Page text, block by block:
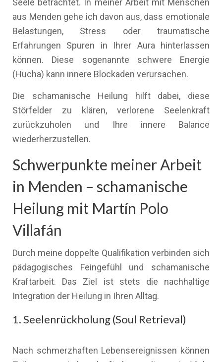
Seele betrachtet. In meiner Arbeit mit Menschen
aus Menden gehe ich davon aus, dass emotionale
Belastungen, Stress oder traumatische
Erfahrungen Spuren in Ihrer Aura hinterlassen
können. Diese sogenannte schwere Energie
(Hucha) kann innere Blockaden verursachen.
Die schamanische Heilung hilft dabei, diese
Störfelder zu klären, verlorene Seelenkraft
zurückzuholen und Ihre innere Balance
wiederherzustellen.
Schwerpunkte meiner Arbeit
in Menden – schamanische
Heilung mit Martín Polo
Villafán
Durch meine doppelte Qualifikation verbinden sich
pädagogisches Feingefühl und schamanische
Kraftarbeit. Das Ziel ist stets die nachhaltige
Integration der Heilung in Ihren Alltag.
1. Seelenrückholung (Soul Retrieval)
Nach schmerzhaften Lebensereignissen können